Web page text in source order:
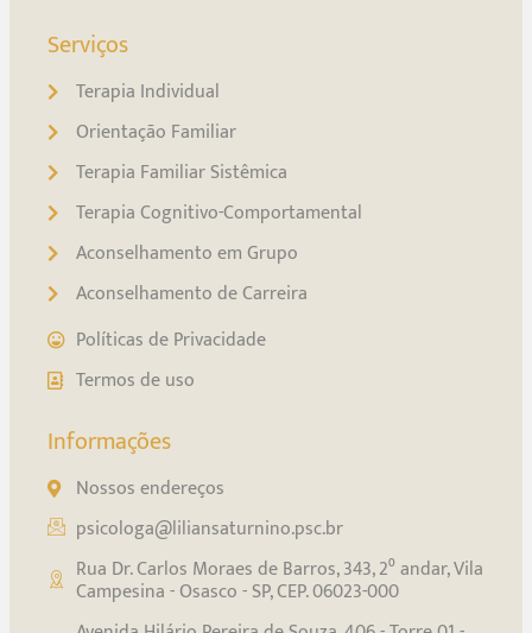
Serviços
Terapia Individual
Orientação Familiar
Terapia Familiar Sistêmica
Terapia Cognitivo-Comportamental
Aconselhamento em Grupo
Aconselhamento de Carreira
Políticas de Privacidade
Termos de uso
Informações
Nossos endereços
psicologa@liliansaturnino.psc.br
Rua Dr. Carlos Moraes de Barros, 343, 2⁰ andar, Vila
Campesina - Osasco - SP, CEP. 06023-000